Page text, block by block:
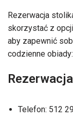
Rezerwacja
skorzystać z
aby zapewnić
codzienne obiady:
Telefon: 512